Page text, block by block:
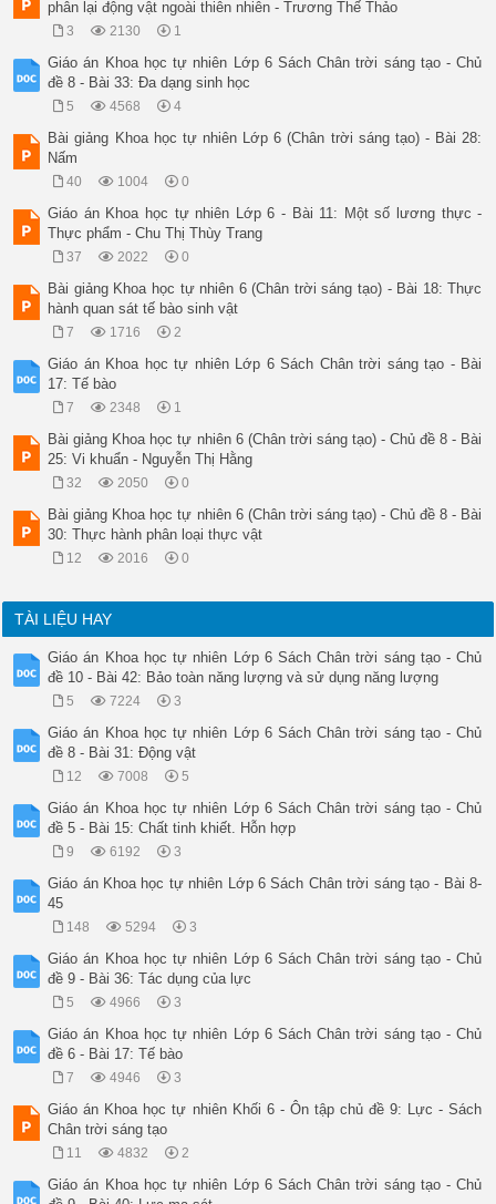
phân lại động vật ngoài thiên nhiên - Trương Thế Thảo
3 2130 1
Giáo án Khoa học tự nhiên Lớp 6 Sách Chân trời sáng tạo - Chủ
đề 8 - Bài 33: Đa dạng sinh học
5 4568 4
Bài giảng Khoa học tự nhiên Lớp 6 (Chân trời sáng tạo) - Bài 28:
Nấm
40 1004 0
Giáo án Khoa học tự nhiên Lớp 6 - Bài 11: Một số lương thực -
Thực phẩm - Chu Thị Thùy Trang
37 2022 0
Bài giảng Khoa học tự nhiên 6 (Chân trời sáng tạo) - Bài 18: Thực
hành quan sát tế bào sinh vật
7 1716 2
Giáo án Khoa học tự nhiên Lớp 6 Sách Chân trời sáng tạo - Bài
17: Tế bào
7 2348 1
Bài giảng Khoa học tự nhiên 6 (Chân trời sáng tạo) - Chủ đề 8 - Bài
25: Vi khuẩn - Nguyễn Thị Hằng
32 2050 0
Bài giảng Khoa học tự nhiên 6 (Chân trời sáng tạo) - Chủ đề 8 - Bài
30: Thực hành phân loại thực vật
12 2016 0
TÀI LIỆU HAY
Giáo án Khoa học tự nhiên Lớp 6 Sách Chân trời sáng tạo - Chủ
đề 10 - Bài 42: Bảo toàn năng lượng và sử dụng năng lượng
5 7224 3
Giáo án Khoa học tự nhiên Lớp 6 Sách Chân trời sáng tạo - Chủ
đề 8 - Bài 31: Động vật
12 7008 5
Giáo án Khoa học tự nhiên Lớp 6 Sách Chân trời sáng tạo - Chủ
đề 5 - Bài 15: Chất tinh khiết. Hỗn hợp
9 6192 3
Giáo án Khoa học tự nhiên Lớp 6 Sách Chân trời sáng tạo - Bài 8-
45
148 5294 3
Giáo án Khoa học tự nhiên Lớp 6 Sách Chân trời sáng tạo - Chủ
đề 9 - Bài 36: Tác dụng của lực
5 4966 3
Giáo án Khoa học tự nhiên Lớp 6 Sách Chân trời sáng tạo - Chủ
đề 6 - Bài 17: Tế bào
7 4946 3
Giáo án Khoa học tự nhiên Khối 6 - Ôn tập chủ đề 9: Lực - Sách
Chân trời sáng tạo
11 4832 2
Giáo án Khoa học tự nhiên Lớp 6 Sách Chân trời sáng tạo - Chủ